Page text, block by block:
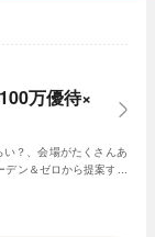
万優待×
？、会場がたくさんあ
ン＆ゼロから提案する